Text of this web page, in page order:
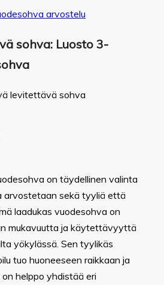
arvostelu
sohva: Luosto 3-
on täydellinen valinta
arvostetaan sekä tyyliä että
laadukas vuodesohva on
mukavuutta ja käytettävyyttä
yökylässä. Sen tyylikäs
tuo huoneeseen raikkaan ja
helppo yhdistää eri